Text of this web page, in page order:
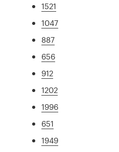
1521
1047
887
656
912
1202
1996
651
1949